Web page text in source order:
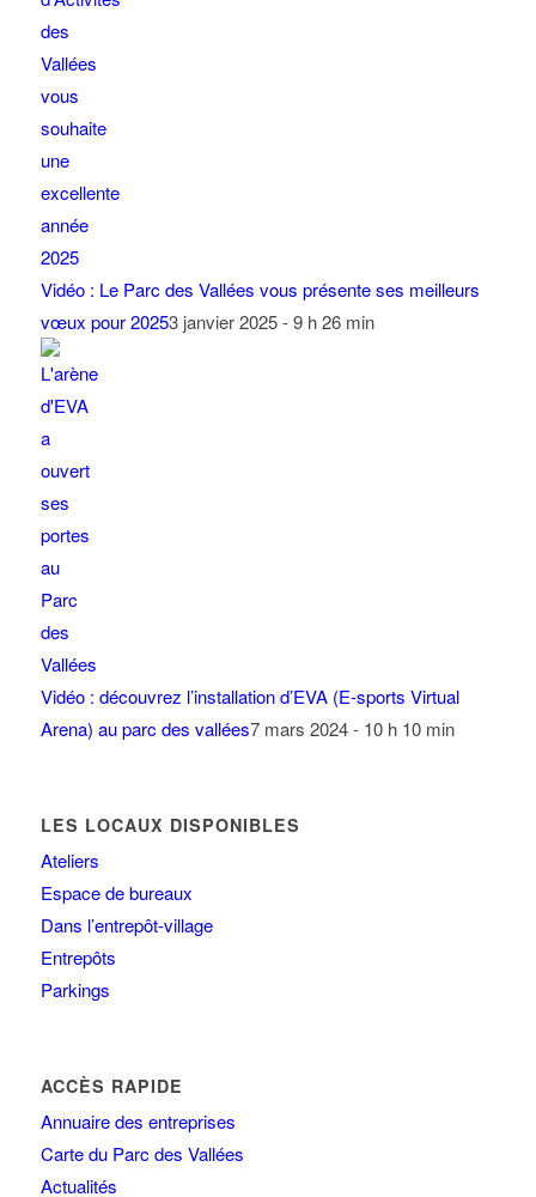
Vidéo : Le Parc des Vallées vous présente ses meilleurs
vœux pour 20253 janvier 2025 - 9 h 26 min
Vidéo : découvrez l’installation d’EVA (E-sports Virtual
Arena) au parc des vallées7 mars 2024 - 10 h 10 min
LES LOCAUX DISPONIBLES
Ateliers
Espace de bureaux
Dans l’entrepôt-village
Entrepôts
Parkings
ACCÈS RAPIDE
Annuaire des entreprises
Carte du Parc des Vallées
Actualités